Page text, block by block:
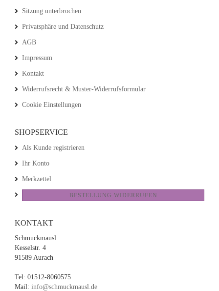
Sitzung unterbrochen
Privatsphäre und Datenschutz
AGB
Impressum
Kontakt
Widerrufsrecht & Muster-Widerrufsformular
Cookie Einstellungen
SHOPSERVICE
Als Kunde registrieren
Ihr Konto
Merkzettel
BESTELLUNG WIDERRUFEN
KONTAKT
Schmuckmausl
Kesselstr. 4
91589 Aurach
Tel: 01512-8060575
Mail: info@schmuckmausl.de